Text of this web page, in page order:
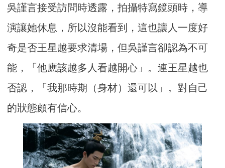
吳謹言接受訪問時透露，拍攝特寫鏡頭時，導
演讓她休息，所以沒能看到，這也讓人一度好
奇是否王星越要求清場，但吳謹言卻認為不可
能，「他應該越多人看越開心」。連王星越也
否認，「我那時期（身材）還可以」。對自己
的狀態頗有信心。